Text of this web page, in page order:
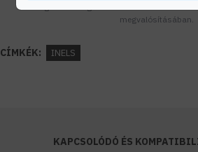
megvalósításában.
CÍMKÉK: INELS
KAPCSOLÓDÓ ÉS